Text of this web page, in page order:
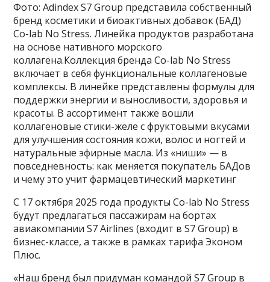
Фото: Adindex S7 Group представила собственный
бренд косметики и биоактивных добавок (БАД)
Co-lab No Stress. Линейка продуктов разработана
на основе нативного морского
коллагена.Коллекция бренда Co-lab No Stress
включает в себя функциональные коллагеновые
комплексы. В линейке представлены формулы для
поддержки энергии и выносливости, здоровья и
красоты. В ассортимент также вошли
коллагеновые стики-желе с фруктовыми вкусами
для улучшения состояния кожи, волос и ногтей и
натуральные эфирные масла. Из «ниши» — в
повседневность: как меняется покупатель БАДов
и чему это учит фармацевтический маркетинг
С 17 октября 2025 года продукты Co-lab No Stress
будут предлагаться пассажирам на бортах
авиакомпании S7 Airlines (входит в S7 Group) в
бизнес-классе, а также в рамках тарифа Эконом
Плюс.
«Наш бренд был придуман командой S7 Group в